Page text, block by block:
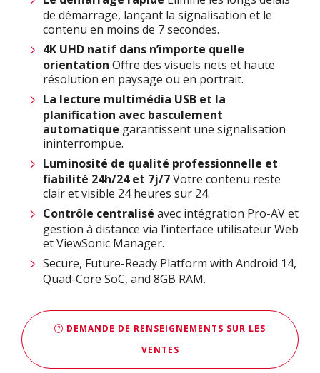
de démarrage, lançant la signalisation et le
contenu en moins de 7 secondes.
4K UHD natif dans n’importe quelle
orientation Offre des visuels nets et haute
résolution en paysage ou en portrait.
La lecture multimédia USB et la
planification avec basculement
automatique garantissent une signalisation
ininterrompue.
Luminosité de qualité professionnelle et
fiabilité 24h/24 et 7j/7Votre contenu reste
clair et visible 24 heures sur 24.
Contrôle centralisé avec intégration Pro-AV et
gestion à distance via l’interface utilisateur Web
et ViewSonic Manager.
Secure, Future-Ready Platform with Android 14,
Quad-Core SoC, and 8GB RAM.
DEMANDE DE RENSEIGNEMENTS SUR LES
VENTES